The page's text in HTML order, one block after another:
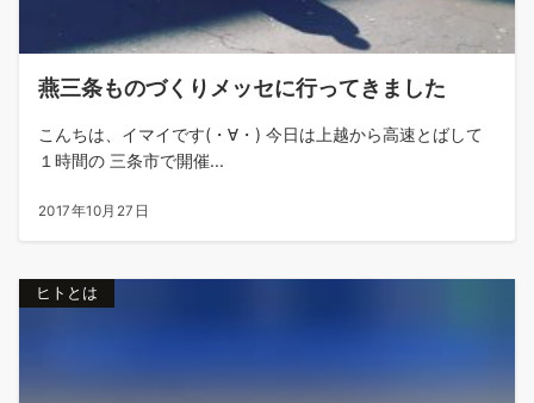
燕三条ものづくりメッセに行ってきました
こんちは、イマイです(・∀・) 今日は上越から高速とばして
１時間の 三条市で開催...
2017年10月27日
ヒトとは